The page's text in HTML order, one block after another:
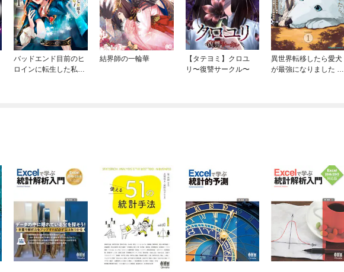
バッドエンド目前のヒ
ロインに転生した私、
結界師の一輪華
【タテヨミ】クロユ
リ〜復讐サークル〜
異世界転移したら愛犬
が最強になりました ～